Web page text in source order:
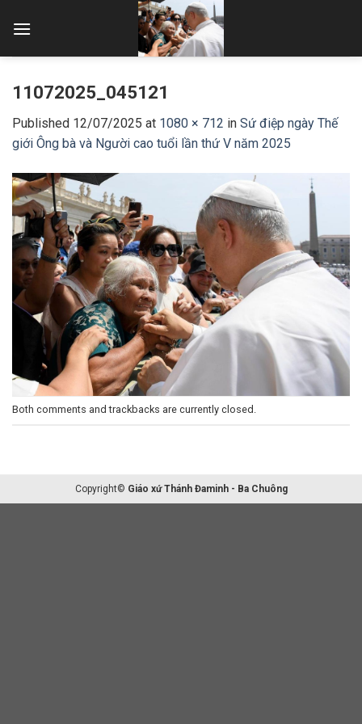
11072025_045121
Published 12/07/2025 at 1080 × 712 in Sứ điệp ngày Thế
giới Ông bà và Người cao tuổi lần thứ V năm 2025
Both comments and trackbacks are currently closed.
Copyright© Giáo xứ Thánh Đaminh - Ba Chuông